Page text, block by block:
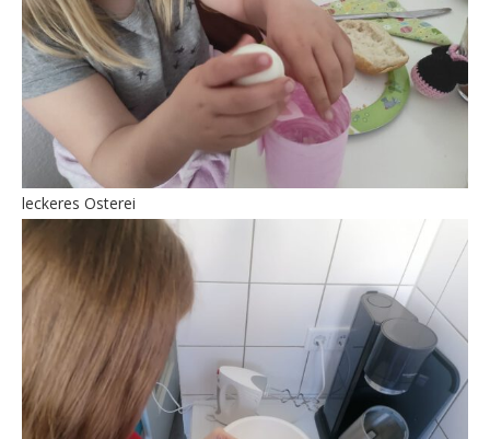
leckeres Osterei